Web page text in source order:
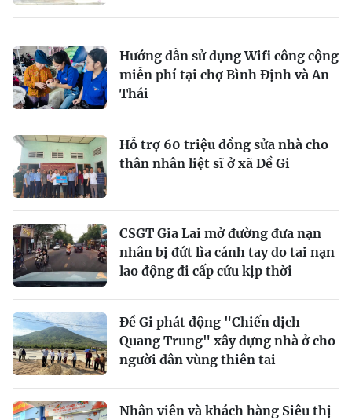
Hướng dẫn sử dụng Wifi công cộng
miễn phí tại chợ Bình Định và An
Thái
Hỗ trợ 60 triệu đồng sửa nhà cho
thân nhân liệt sĩ ở xã Đề Gi
CSGT Gia Lai mở đường đưa nạn
nhân bị đứt lìa cánh tay do tai nạn
lao động đi cấp cứu kịp thời
Đề Gi phát động "Chiến dịch
Quang Trung" xây dựng nhà ở cho
người dân vùng thiên tai
Nhân viên và khách hàng Siêu thị